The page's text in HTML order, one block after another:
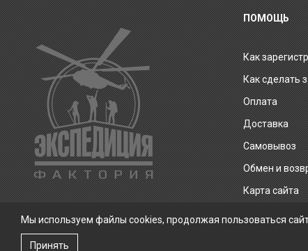
ПОМОЩЬ
Как
Как сделать
Оплата
Доставка
Самовывоз
Обмен и
Карта сайта
Экспедиция Фактория © 2026
Мы используем файлы cookies, продолжая пользоваться
Принять